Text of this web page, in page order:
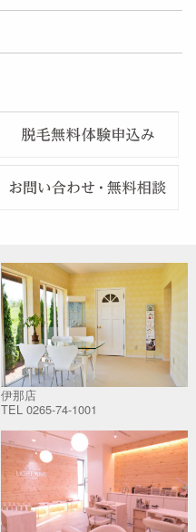
伊那店
TEL 0265-74-1001